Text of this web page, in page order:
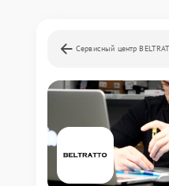
Сервисный центр